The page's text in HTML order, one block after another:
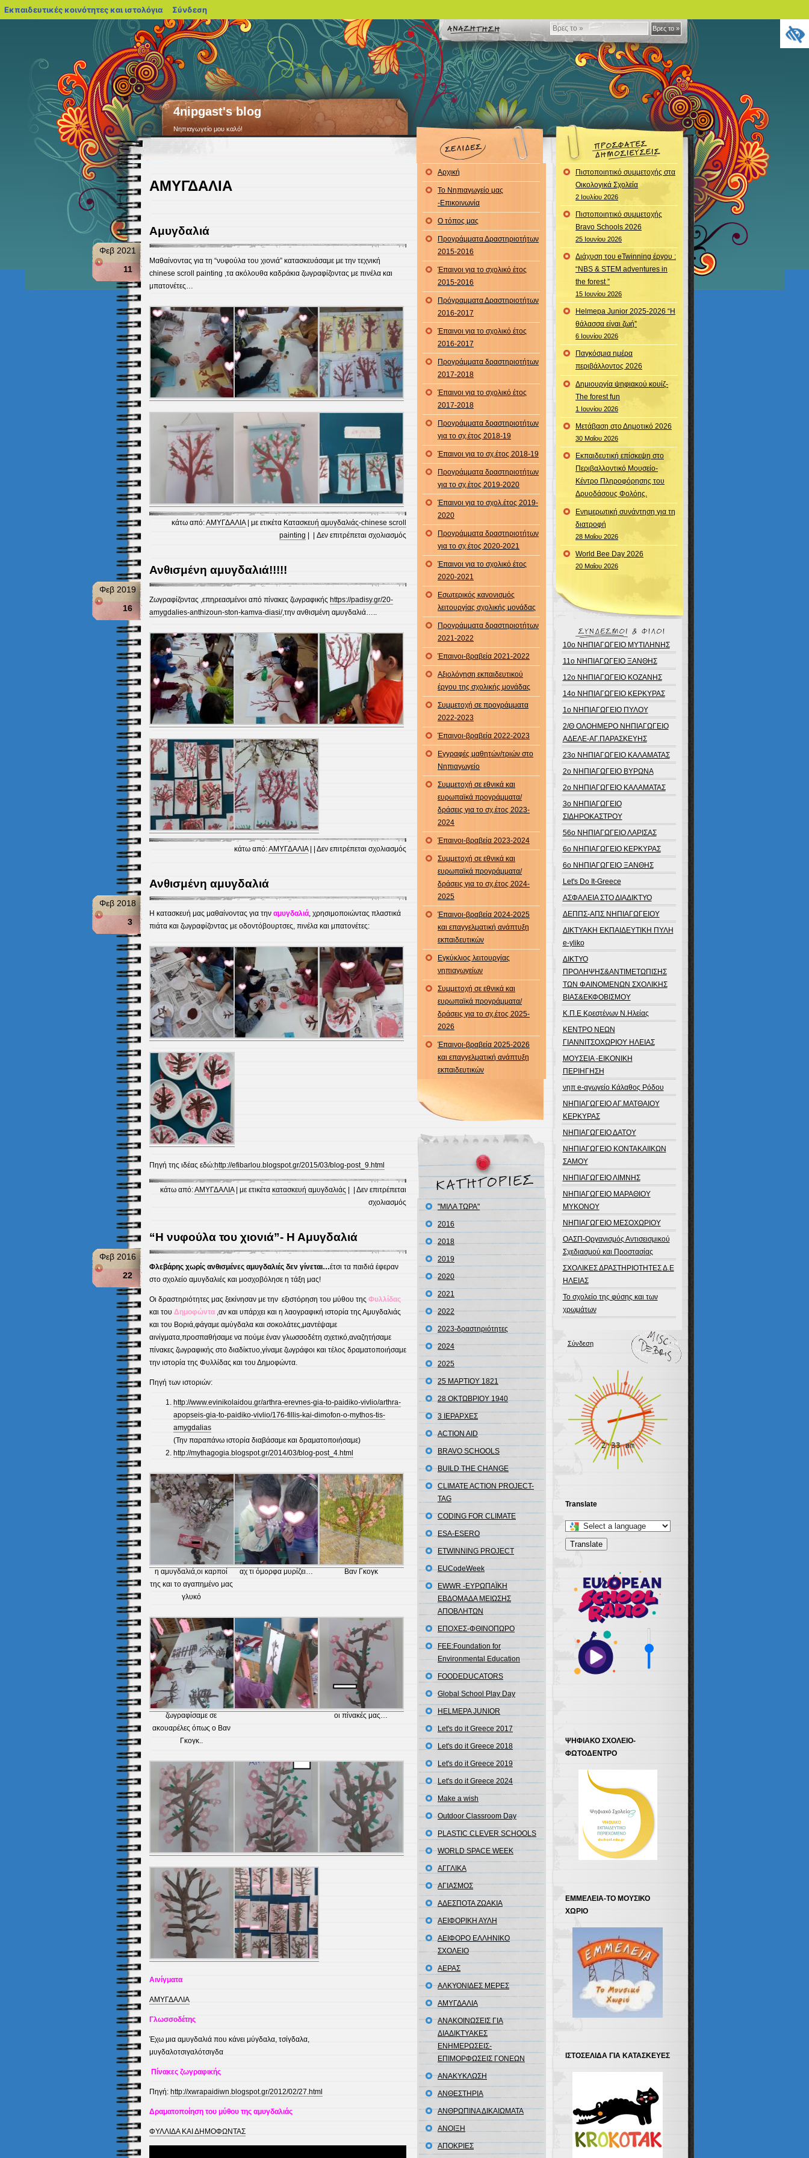
Βρες
το
»
Βρες το »
4nipgast's blog
Νηπιαγωγείο μου καλό!
ΑΜΥΓΔΑΛΙΑ
Αμυγδαλιά
Φεβ 2021
11
Μαθαίνοντας για τη “νυφούλα του χιονιά” κατασκευάσαμε με την τεχνική
chinese scroll painting ,τα ακόλουθα καδράκια ζωγραφίζοντας με πινέλα και
μπατονέτες…
κάτω από:ΑΜΥΓΔΑΛΙΑ| με ετικέτα Κατασκευή αμυγδαλιάς-chinese scroll
painting
Δεν επιτρέπεται σχολιασμόςστο
Αμυγδαλιά
Ανθισμένη αμυγδαλιά!!!!!
Φεβ 2019
16
Ζωγραφίζοντας ,επηρεασμένοι από πίνακες ζωγραφικής https://padisy.gr/20-
amygdalies-anthizoun-ston-kamva-diasi/,την ανθισμένη αμυγδαλιά…..
κάτω από:ΑΜΥΓΔΑΛΙΑ| | Δεν επιτρέπεται σχολιασμόςστο
Ανθισμένη
αμυγδαλιά!!!!!
Ανθισμένη αμυγδαλιά
Φεβ 2018
3
Η κατασκευή μας μαθαίνοντας για τηναμυγδαλιά, χρησιμοποιώντας πλαστικά
πιάτα και ζωγραφίζοντας με οδοντόβουρτσες, πινέλα και μπατονέτες:
Πηγή της ιδέας εδώ:http://efibarlou.blogspot.gr/2015/03/blog-post_9.html
κάτω από:ΑΜΥΓΔΑΛΙΑ| με ετικέτα κατασκευή αμυγδαλιάς
Δεν επιτρέπεται
σχολιασμόςστο
αμυγδαλιά
“Η νυφούλα του χιονιά”- Η Αμυγδαλιά
Φεβ 2016
22
Φλεβάρης χωρίς ανθισμένες αμυγδαλιές δεν γίνεται…έτσι τα παιδιά έφεραν
στο σχολείο αμυγδαλιές και μοσχοβόλησε η τάξη μας!
Οι δραστηριότητες μας ξεκίνησαν με την εξιστόρηση του μύθου της Φυλλίδας
και του Δημοφώντα ,αν και υπάρχει και η λαογραφική ιστορία της Αμυγδαλιάς
και του Βοριά,φάγαμε αμύγδαλα και σοκολάτες,μαντέψαμε
αινίγματα,προσπαθήσαμε να πούμε έναν γλωσσοδέτη σχετικό,αναζητήσαμε
πίνακες ζωγραφικής στο διαδίκτυο,γίναμε ζωγράφοι και τέλος δραματοποιήσαμε
την ιστορία της Φυλλίδας και του Δημοφώντα.
Πηγή των ιστοριών:
http://www.evinikolaidou.gr/arthra-erevnes-gia-to-paidiko-vivlio/arthra-
apopseis-gia-to-paidiko-vivlio/176-fillis-kai-dimofon-o-mythos-tis-
amygdalias
(Την παραπάνω ιστορία διαβάσαμε και δραματοποιήσαμε)
http://mythagogia.blogspot.gr/2014/03/blog-post_4.html
η αμυγδαλιά,οι καρποί
της και το αγαπημένο μας
γλυκό
αχ τι όμορφα μυρίζει… Βαν Γκογκ
ζωγραφίσαμε σε
ακουαρέλες όπως ο Βαν
Γκογκ..
οι πίνακές μας…
Αινίγματα
ΑΜΥΓΔΑΛΙΑ
Γλωσσοδέτης
Έχω μια αμυγδαλιά που κάνει μύγδαλα, τσίγδαλα,
μυγδαλοτσιγαλότσιγδα
Πίνακες ζωγραφικής
Πηγή: http://xwrapaidiwn.blogspot.gr/2012/02/27.html
Δραματοποίηση του μύθου της αμυγδαλιάς
ΦΥΛΛΙΔΑ ΚΑΙ ΔΗΜΟΦΩΝΤΑΣ
Αρχική
To Νηπιαγωγείο μας
-Επικοινωνία
Ο τόπος μας
Προγράμματα Δραστηριοτήτων
2015-2016
Έπαινοι για το σχολικό έτος
2015-2016
Πρόγραμματα Δραστηριοτήτων
2016-2017
Έπαινοι για το σχολικό έτος
2016-2017
Προγράμματα δραστηριοτήτων
2017-2018
Έπαινοι για το σχολικό έτος
2017-2018
Προγράμματα δραστηριοτήτων
για το σχ.έτος 2018-19
Έπαινοι για το σχ.έτος 2018-19
Προγράμματα δραστηριοτήτων
για το σχ.έτος 2019-2020
Έπαινοι για το σχολ.έτος 2019-
2020
Προγράμματα δραστηριοτήτων
για το σχ.έτος 2020-2021
Έπαινοι για το σχολικό έτος
2020-2021
Εσωτερικός κανονισμός
λειτουργίας σχολικής μονάδας
Προγράμματα δραστηριοτήτων
2021-2022
Έπαινοι-βραβεία 2021-2022
Αξιολόγηση εκπαιδευτικού
έργου της σχολικής μονάδας
Συμμετοχή σε προγράμματα
2022-2023
Έπαινοι-βραβεία 2022-2023
Εγγραφές μαθητών/τριών στο
Νηπιαγωγείο
Συμμετοχή σε εθνικά και
ευρωπαϊκά προγράμματα/
δράσεις για το σχ.έτος 2023-
2024
Έπαινοι-βραβεία 2023-2024
Συμμετοχή σε εθνικά και
ευρωπαϊκά προγράμματα/
δράσεις για το σχ.έτος 2024-
2025
Έπαινοι-βραβεία 2024-2025
και επαγγελματική ανάπτυξη
εκπαιδευτικών
Εγκύκλιος λειτουργίας
νηπιαγωγείων
Συμμετοχή σε εθνικά και
ευρωπαϊκά προγράμματα/
δράσεις για το σχ.έτος 2025-
2026
Έπαινοι-βραβεία 2025-2026
και επαγγελματική ανάπτυξη
εκπαιδευτικών
"ΜΙΛΑ ΤΩΡΑ"
2016
2018
2019
2020
2021
2022
2023-δραστηριότητες
2024
2025
25 ΜΑΡΤΙΟΥ 1821
28 ΟΚΤΩΒΡΙΟΥ 1940
3 ΙΕΡΑΡΧΕΣ
ACTION AID
BRAVO SCHOOLS
BUILD THE CHANGE
CLIMATE ACTION PROJECT-
TAG
CODING FOR CLIMATE
ESA-ESERO
ETWINNING PROJECT
EUCodeWeek
EWWR -ΕΥΡΩΠΑΪΚΗ
ΕΒΔΟΜΑΔΑ ΜΕΙΩΣΗΣ
ΑΠΟΒΛΗΤΩΝ
EΠΟΧΕΣ-ΦΘΙΝΟΠΩΡΟ
FEE:Foundation for
Environmental Education
FOODEDUCATORS
Global School Play Day
HELMEPA JUNIOR
Let's do it Greece 2017
Let's do it Greece 2018
Let's do it Greece 2019
Let's do it Greece 2024
Make a wish
Outdoor Classroom Day
PLASTIC CLEVER SCHOOLS
WORLD SPACE WEEK
ΑΓΓΛΙΚΑ
ΑΓΙΑΣΜΟΣ
ΑΔΕΣΠΟΤΑ ΖΩΑΚΙΑ
ΑΕΙΦΟΡΙΚΗ ΑΥΛΗ
ΑΕΙΦΟΡΟ ΕΛΛΗΝΙΚΟ
ΣΧΟΛΕΙΟ
ΑΕΡΑΣ
ΑΛΚΥΟΝΙΔΕΣ ΜΕΡΕΣ
ΑΜΥΓΔΑΛΙΑ
ΑΝΑΚΟΙΝΩΣΕΙΣ ΓΙΑ
ΔΙΑΔΙΚΤΥΑΚΕΣ
ΕΝΗΜΕΡΩΣΕΙΣ-
ΕΠΙΜΟΡΦΩΣΕΙΣ ΓΟΝΕΩΝ
ΑΝΑΚΥΚΛΩΣΗ
ΑΝΘΕΣΤΗΡΙΑ
ΑΝΘΡΩΠΙΝΑ ΔΙΚΑΙΩΜΑΤΑ
ΑΝΟΙΞΗ
ΑΠΟΚΡΙΕΣ
Πιστοποιητικό συμμετοχής στα
Οικολογικά Σχολεία
2 Ιουλίου 2026
Πιστοποιητικό συμμετοχής
Bravo Schools 2026
25 Ιουνίου 2026
Διάχυση του eTwinning έργου :
“NBS & STEM adventures in
the forest ”
15 Ιουνίου 2026
Helmepa Junior 2025-2026 “Η
θάλασσα είναι ζωή”
6 Ιουνίου 2026
Παγκόσμια ημέρα
περιβάλλοντος 2026
Δημιουργία ψηφιακού κουίζ-
The forest fun
1 Ιουνίου 2026
Μετάβαση στο Δημοτικό 2026
30 Μαΐου 2026
Εκπαιδευτική επίσκεψη στο
Περιβαλλοντικό Μουσείο-
Κέντρο Πληροφόρησης του
Δρυοδάσους Φολόης.
Ενημερωτική συνάντηση για τη
διατροφή
28 Μαΐου 2026
World Bee Day 2026
20 Μαΐου 2026
10ο ΝΗΠΙΑΓΩΓΕΙΟ ΜΥΤΙΛΗΝΗΣ
11ο ΝΗΠΙΑΓΩΓΕΙΟ ΞΑΝΘΗΣ
12ο ΝΗΠΙΑΓΩΓΕΙΟ ΚΟΖΑΝΗΣ
14ο ΝΗΠΙΑΓΩΓΕΙΟ ΚΕΡΚΥΡΑΣ
1ο ΝΗΠΙΑΓΩΓΕΙΟ ΠΥΛΟΥ
2/Θ ΟΛΟΗΜΕΡΟ ΝΗΠΙΑΓΩΓΕΙΟ
ΑΔΕΛΕ-ΑΓ.ΠΑΡΑΣΚΕΥΗΣ
23ο ΝΗΠΙΑΓΩΓΕΙΟ ΚΑΛΑΜΑΤΑΣ
2ο ΝΗΠΙΑΓΩΓΕΙΟ ΒΥΡΩΝΑ
2ο ΝΗΠΙΑΓΩΓΕΙΟ ΚΑΛΑΜΑΤΑΣ
3ο ΝΗΠΙΑΓΩΓΕΙΟ
ΣΙΔΗΡΟΚΑΣΤΡΟΥ
56ο ΝΗΠΙΑΓΩΓΕΙΟ ΛΑΡΙΣΑΣ
6o ΝΗΠΙΑΓΩΓΕΙΟ ΚΕΡΚΥΡΑΣ
6ο ΝΗΠΙΑΓΩΓΕΙΟ ΞΑΝΘΗΣ
Let's Do It-Greece
ΑΣΦΑΛΕΙΑ ΣΤΟ ΔΙΑΔΙΚΤΥΟ
ΔΕΠΠΣ-ΑΠΣ ΝΗΠΙΑΓΩΓΕΙΟΥ
ΔΙΚΤΥΑΚΗ ΕΚΠΑΙΔΕΥΤΙΚΗ ΠΥΛΗ
e-yliko
ΔΙΚΤΥΟ
ΠΡΟΛΗΨΗΣ&ΑΝΤΙΜΕΤΩΠΙΣΗΣ
ΤΩΝ ΦΑΙΝΟΜΕΝΩΝ ΣΧΟΛΙΚΗΣ
ΒΙΑΣ&ΕΚΦΟΒΙΣΜΟΥ
Κ.Π.Ε Κρεστένων Ν.Ηλείας
ΚΕΝΤΡΟ ΝΕΩΝ
ΓΙΑΝΝΙΤΣΟΧΩΡΙΟΥ ΗΛΕΙΑΣ
ΜΟΥΣΕΙΑ -ΕΙΚΟΝΙΚΗ
ΠΕΡΙΗΓΗΣΗ
νηπ e-αγωγείο Κάλαθος Ρόδου
ΝΗΠΙΑΓΩΓΕΙΟ ΑΓ.ΜΑΤΘΑΙΟΥ
ΚΕΡΚΥΡΑΣ
ΝΗΠΙΑΓΩΓΕΙΟ ΔΑΤΟΥ
ΝΗΠΙΑΓΩΓΕΙΟ ΚΟΝΤΑΚΑΙΙΚΩΝ
ΣΑΜΟΥ
ΝΗΠΙΑΓΩΓΕΙΟ ΛΙΜΝΗΣ
ΝΗΠΙΑΓΩΓΕΙΟ ΜΑΡΑΘΙΟΥ
ΜΥΚΟΝΟΥ
ΝΗΠΙΑΓΩΓΕΙΟ ΜΕΣΟΧΩΡΙΟΥ
ΟΑΣΠ-Οργανισμός Αντισεισμικού
Σχεδιασμού και Προστασίας
ΣΧΟΛΙΚΕΣ ΔΡΑΣΤΗΡΙΟΤΗΤΕΣ Δ.Ε
ΗΛΕΙΑΣ
Το σχολείο της φύσης και των
χρωμάτων
Σύνδεση
Translate
Select
a
language
translate
this
page
Translate
ΨΗΦΙΑΚΟ ΣΧΟΛΕΙΟ-
ΦΩΤΟΔΕΝΤΡΟ
ΕΜΜΕΛΕΙΑ-ΤΟ ΜΟΥΣΙΚΟ
ΧΩΡΙΟ
ΙΣΤΟΣΕΛΙΔΑ ΓΙΑ ΚΑΤΑΣΚΕΥΕΣ
Εκπαιδευτικές κοινότητες και ιστολόγια blogs.sch.gr
Σύνδεση